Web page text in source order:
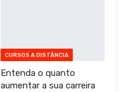
CURSOS A DISTÂNCIA
Entenda o quanto
aumentar a sua carreira